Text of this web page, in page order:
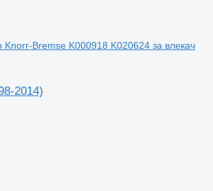
Knorr-Bremse K000918 K020624 за влекач
2014)